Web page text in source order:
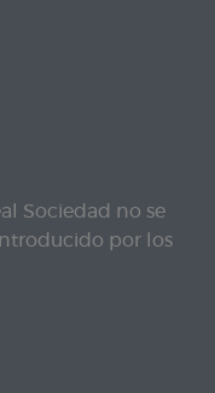
Sociedad no se
por los